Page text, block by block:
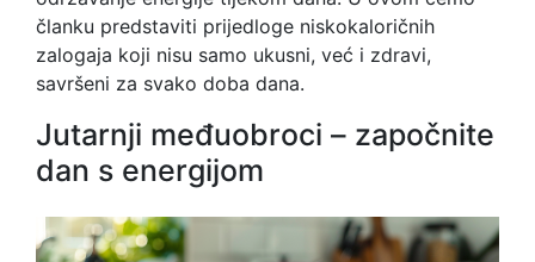
članku predstaviti prijedloge niskokaloričnih
zalogaja koji nisu samo ukusni, već i zdravi,
savršeni za svako doba dana.
Jutarnji međuobroci – započnite
dan s energijom